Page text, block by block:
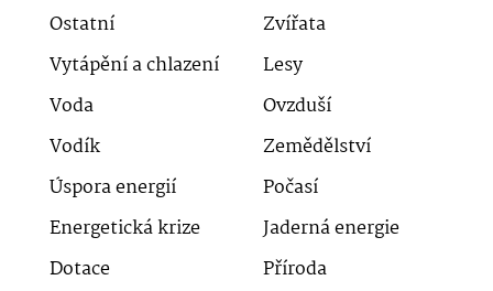
Ostatní
Zvířata
Vytápění a chlazení
Lesy
Voda
Ovzduší
Vodík
Zemědělství
Úspora energií
Počasí
Energetická krize
Jaderná energie
Dotace
Příroda